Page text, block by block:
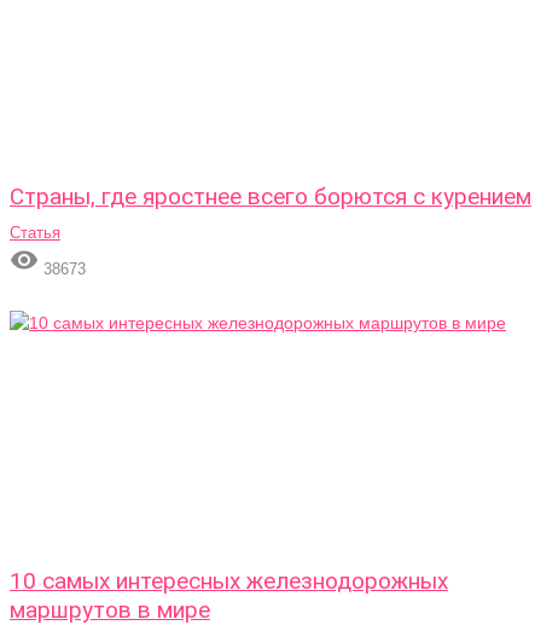
Страны, где яростнее всего борются с курением
Статья
 38673
10 самых интересных железнодорожных
маршрутов в мире